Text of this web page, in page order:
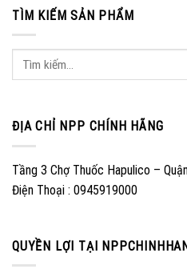
TÌM KIẾM SẢN PHẨM
ĐỊA CHỈ NPP CHÍNH HÃNG
Tầng 3 Chợ Thuốc Hapulico –
Điện Thoại : 0945919000
QUYỀN LỢI TẠI